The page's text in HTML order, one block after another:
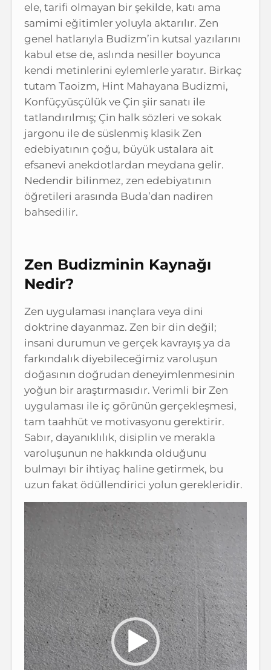
ele, tarifi olmayan bir şekilde, katı ama
samimi eğitimler yoluyla aktarılır. Zen
genel hatlarıyla Budizm’in kutsal yazılarını
kabul etse de, aslında nesiller boyunca
kendi metinlerini eylemlerle yaratır. Birkaç
tutam Taoizm, Hint Mahayana Budizmi,
Konfüçyüsçülük ve Çin şiir sanatı ile
tatlandırılmış; Çin halk sözleri ve sokak
jargonu ile de süslenmiş klasik Zen
edebiyatının çoğu, büyük ustalara ait
efsanevi anekdotlardan meydana gelir.
Nedendir bilinmez, zen edebiyatının
öğretileri arasında Buda’dan nadiren
bahsedilir.
Zen Budizminin Kaynağı
Nedir?
Zen uygulaması inançlara veya dini
doktrine dayanmaz. Zen bir din değil;
insani durumun ve gerçek kavrayış ya da
farkındalık diyebileceğimiz varoluşun
doğasının doğrudan deneyimlenmesinin
yoğun bir araştırmasıdır. Verimli bir Zen
uygulaması ile iç görünün gerçekleşmesi,
tam taahhüt ve motivasyonu gerektirir.
Sabır, dayanıklılık, disiplin ve merakla
varoluşunun ne hakkında olduğunu
bulmayı bir ihtiyaç haline getirmek, bu
uzun fakat ödüllendirici yolun gerekleridir.
Video
oynatıcı